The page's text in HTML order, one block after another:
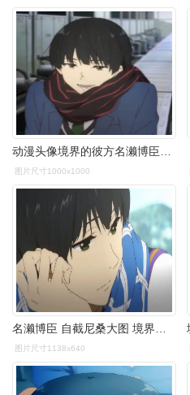
动漫头像境界的彼方名濑博臣帅比
图片尺寸1000x1000
图片尺寸1138x640